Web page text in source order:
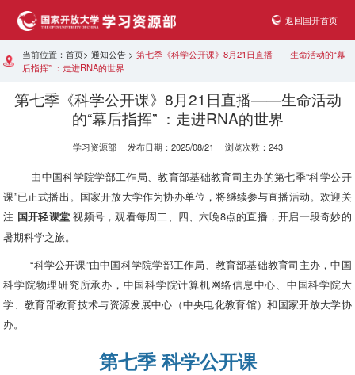
返回国开首页
当前位置：首页> 通知公告 > 第七季《科学公开课》8月21日直播——生命活动的“幕
后指挥” ：走进RNA的世界
第七季《科学公开课》8月21日直播——生命活动
的“幕后指挥” ：走进RNA的世界
学习资源部 发布日期：2025/08/21 浏览次数：243
由中国科学院学部工作局、教育部基础教育司主办的第七季“科学公开
课”已正式播出。国家开放大学作为协办单位，将继续参与直播活动。欢迎关
注 国开轻课堂 视频号，观看每周二、四、六晚8点的直播，开启一段奇妙的
暑期科学之旅。
“科学公开课”由中国科学院学部工作局、教育部基础教育司主办，中国
科学院物理研究所承办，中国科学院计算机网络信息中心、中国科学院大
学、教育部教育技术与资源发展中心（中央电化教育馆）和国家开放大学协
办。
第七季 科学公开课